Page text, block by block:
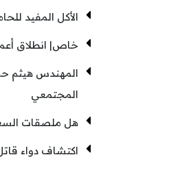
الأكل المفيد
خاص| انطلاق
المهندس هيثم
المجتمعي
هل ملصقات
اكتشاف دواء